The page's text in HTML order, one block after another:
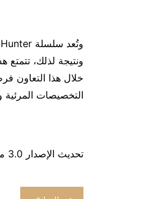
ونتيجة لذلك، تتمتع
خلال هذا التعاون
التخصيصات المرئية
تحديث الإصدار 3.0 من